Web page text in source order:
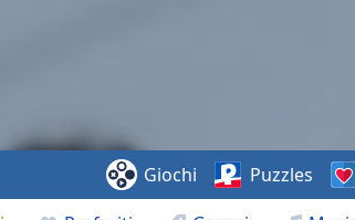
Giochi Puzzles